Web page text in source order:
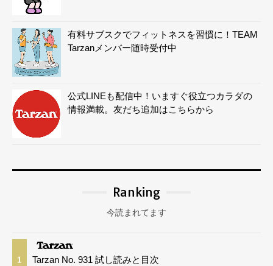
有料サブスクでフィットネスを習慣に！TEAM
Tarzanメンバー随時受付中
公式LINEも配信中！いますぐ役立つカラダの
情報満載。友だち追加はこちらから
Ranking
今読まれてます
1 Tarzan No. 931 試し読みと目次